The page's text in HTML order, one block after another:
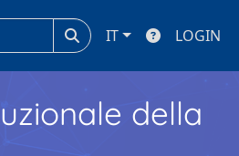
IT LOGIN
della